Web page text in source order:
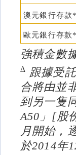
澳元銀行存款*
歐元銀行存款*
強積金數
∆ 跟據受
合將由並
到另一隻
A50」[股
月開始，
於2014年